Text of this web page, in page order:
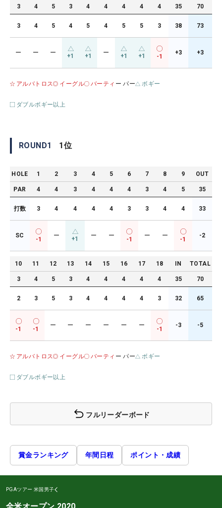
3 4 5 3 4 4 4 4 4 35 70
3 4 5 4 5 4 5 5 3 38 73
ー ー ー +1 +1 ー +1 +1 -1
+3 +3
アルバトロス イーグル バーティ ー パー ボギー
ダブルボギー以上
ROUND1 1 位
HOLE 1 2 3 4 5 6 7 8 9 OUT
PAR 4 4 3 4 4 4 3 4 5 35
打数 3 4 4 4 4 3 3 4 4 33
SC
-1
ー +1 ー ー
-1
ー ー
-1
-2
10 11 12 13 14 15 16 17 18 IN TOTAL
3 4 5 3 4 4 4 4 4 35 70
2 3 5 3 4 4 4 4 3 32 65
-1 -1
ー ー ー ー ー ー
-1
-3 -5
アルバトロス イーグル バーティ ー パー ボギー
ダブルボギー以上
フルリーダーボード
賞金ランキング 年間日程 ポイント・成績
PGAツアー 米国男子